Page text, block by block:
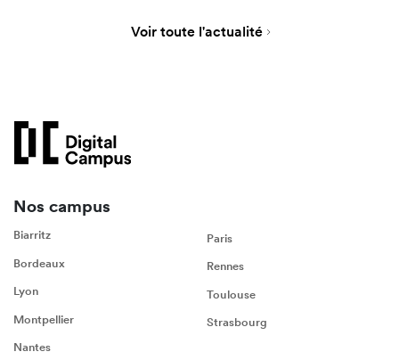
Voir toute l'actualité
Nos campus
Biarritz
Bordeaux
Lyon
Montpellier
Nantes
Paris
Rennes
Toulouse
Strasbourg